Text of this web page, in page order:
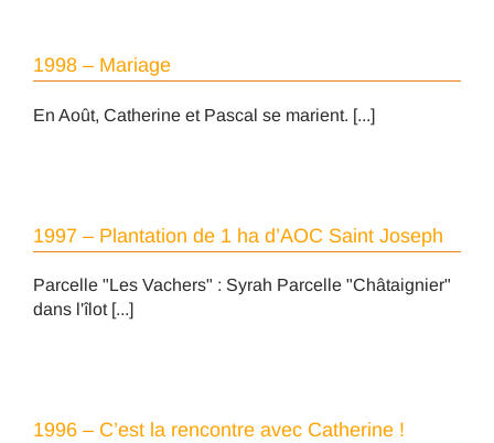
1998 – Mariage
En Août, Catherine et Pascal se marient. [...]
1997 – Plantation de 1 ha d’AOC Saint Joseph
Parcelle "Les Vachers" : Syrah Parcelle "Châtaignier"
dans l'îlot [...]
1996 – C’est la rencontre avec Catherine !